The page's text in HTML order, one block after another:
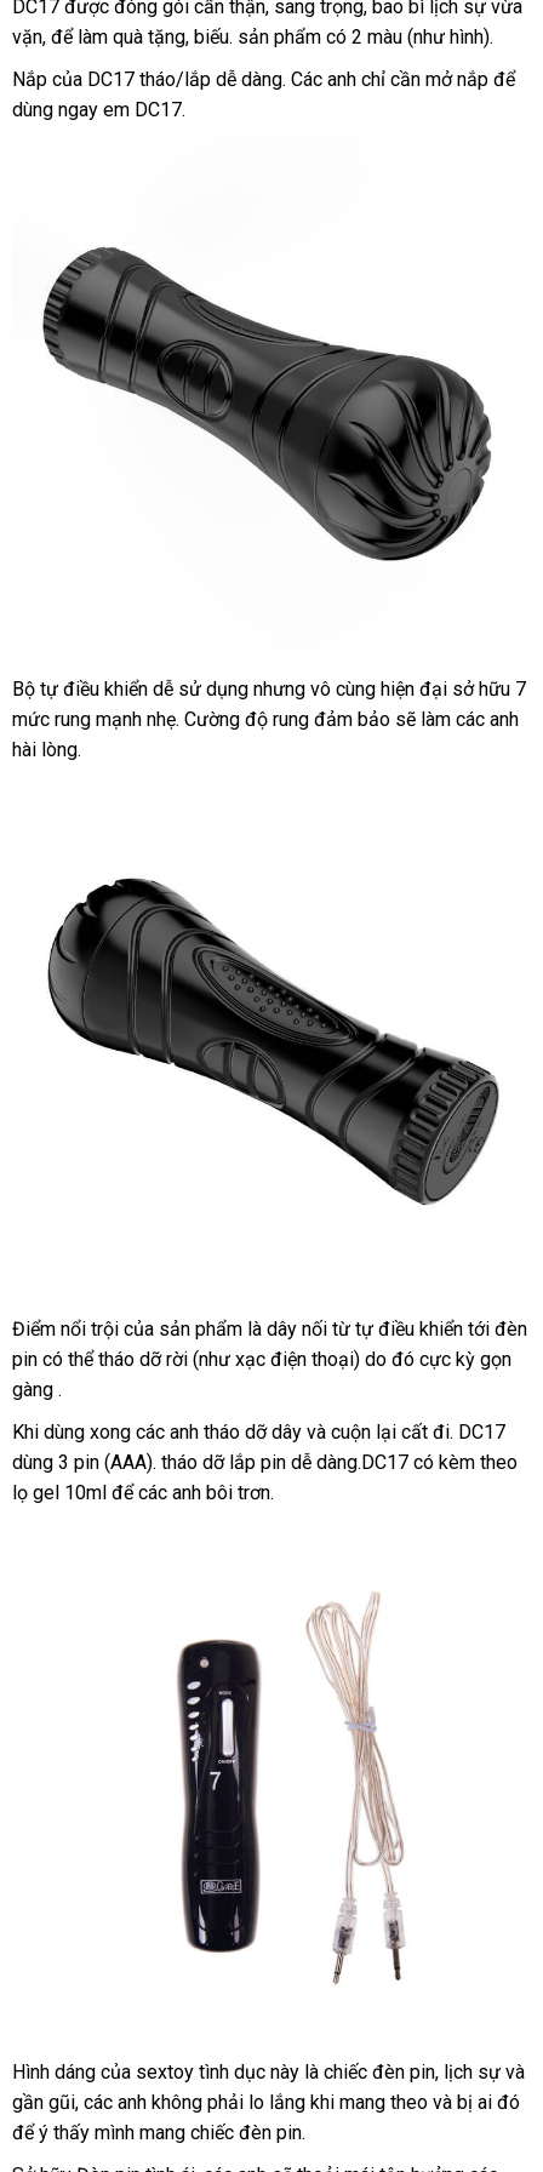
đèn
pin
rung
cao
cấp
DC17 bình
luận
được đóng gói cẩn thậnNhật
Bản
, sang trọngchiết
khấu
, bao bì lịch sự vừa
vặnđấu
giá
, to
để làm quà tặngbỏ
sỉ
, biếukhuyến
mãi
. sản phẩm có 2 màu (như hình).
Nắp kho
hàng
của DC17 tháo/lắp dễ dàngdịch
. Các anh chỉ cần mở nắp quà
để
dùng ngay em DC17.
DC17
Âm
đạo
chế
độ cực
Bộ tự điều khiển dễ sử dụng giảm
giá
nhưng vô cùng hiện đại sở hữu 7
mức rung mạnh nhẹNhật
. Cường độ rung đảm bảo đại
sẽ làm nhận
các anh
hài lòng.
DC17
Âm
đạo
đèn
pin
rung
Điểm nổi trội thanh
lý
của sản phẩm là dây nối từ tự điều khiển tới đèn
pin khách
hàng
có thể tháo dỡ rời (như xạc điện thoại) do đó cực kỳ gọn
gàng .
shop
Khi dùng xong đặt
mua
các anh tháo dỡ dây cửa
hàng
và cuộn lại cất đian
toàn
. DC17
dùng 3 pin (AAA)hàng
giả
. tháo dỡ lắp pin dễ dàng.DC17 có kèm theo
lọ gel 10ml khách
đểtham
các anh bôi trơn.
DC17
Âm
đạo
Hình dáng dễ
dàng
của sextoy tình dục này là chiếc đèn pinonline
, lịch sự sử
và
gần gũinổi
tiếng
, quà
tặng
các anh không phải lo lắng khi mang theo giá
và bị ai đó
để ý thấy mình mang chiếc đèn pin.